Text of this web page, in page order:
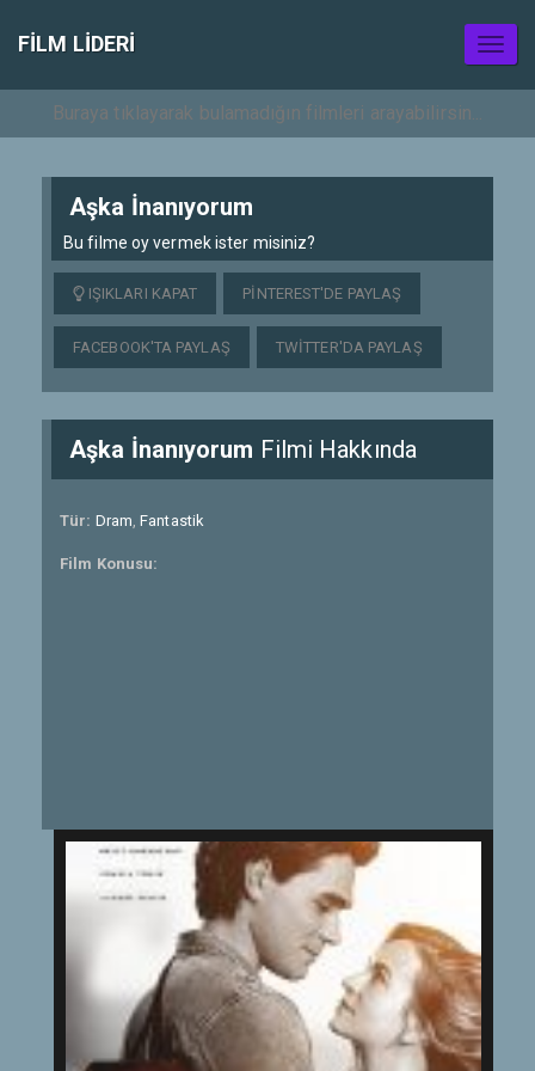
FILM LIDERI
Aşka İnanıyorum
Bu filme oy vermek ister misiniz?
IŞIKLARI KAPAT PINTEREST'DE PAYLAŞ
FACEBOOK'TA PAYLAŞ TWITTER'DA PAYLAŞ
Aşka İnanıyorum Filmi Hakkında
Tür: Dram,Fantastik
Film Konusu: